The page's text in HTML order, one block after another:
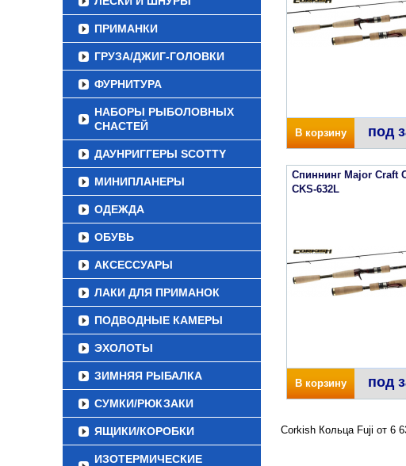
ПРИМАНКИ
ГРУЗА/ДЖИГ-ГОЛОВКИ
ФУРНИТУРА
НАБОРЫ РЫБОЛОВНЫХ
СНАСТЕЙ
ДАУНРИГГЕРЫ SCOTTY
МИНИПЛАНЕРЫ
ОДЕЖДА
ОБУВЬ
АКСЕССУАРЫ
ЛАКИ ДЛЯ ПРИМАНОК
ПОДВОДНЫЕ КАМЕРЫ
ЭХОЛОТЫ
ЗИМНЯЯ РЫБАЛКА
СУМКИ/РЮКЗАКИ
ЯЩИКИ/КОРОБКИ
ИЗОТЕРМИЧЕСКИЕ
В корзину под
Спиннинг Major Craft
CKS-632L
В корзину под
Corkish Кольца Fuji от 6